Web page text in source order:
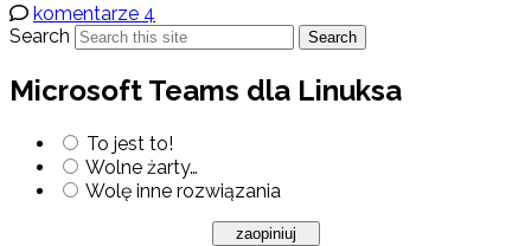
komentarze 4
Search
Search
Microsoft Teams dla Linuksa
To jest to!
Wolne żarty…
Wolę inne rozwiązania